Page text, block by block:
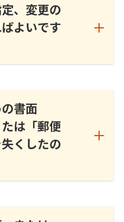
、変更の
よいです
書面
たは「郵便
くしたの